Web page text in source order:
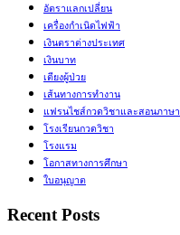
อัตราแลกเปลี่ยน
เครื่องกำเนิดไฟฟ้า
เงินตราต่างประเทศ
เงินบาท
เตียงผู้ป่วย
เส้นทางการทำงาน
แฟรนไชส์กวดวิชาและสอนภาษา
โรงเรียนกวดวิชา
โรงแรม
โอกาสทางการศึกษา
ใบอนุญาต
Recent Posts